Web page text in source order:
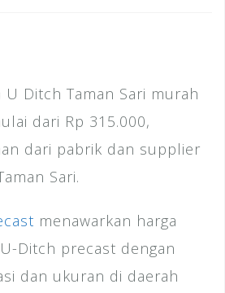
U Ditch Taman Sari murah
dari Rp 315.000,
dari pabrik dan supplier
Sari.
menawarkan harga
Ditch precast dengan
dan ukuran di daerah